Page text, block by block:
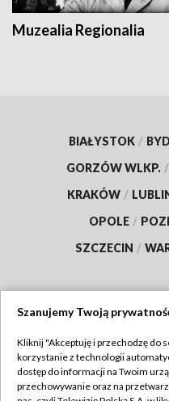
Muzealia Regionalia
BIAŁYSTOK /
GORZÓW WLKP. /
KRAKÓW /
OPOLE /
SZCZECIN /
Abonament TVP
Szanujemy Twoją
Kliknij "Akceptuję i przechodzę do
korzystanie z technologii
dostęp do informacji na Twoim
przechowywanie oraz na